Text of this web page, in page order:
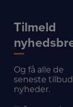
Tilmeld
Og få alle de
seneste
nyheder.